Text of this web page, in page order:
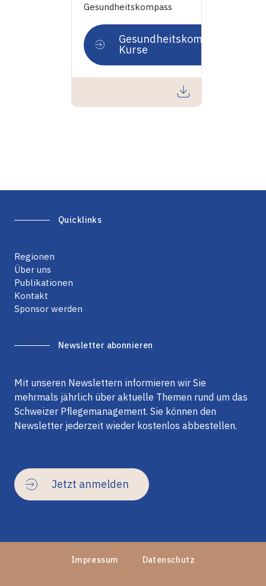
Gesundheitskompass
Gesundheitskompass
Kurse
Quicklinks
Regionen
Über uns
Publikationen
Kontakt
Sponsor werden
Newsletter abonnieren
Mit unseren Newslettern informieren wir Sie
mehrmals jährlich über aktuelle Themen rund um das
Schweizer Pflegemanagement. Sie können den
Newsletter jederzeit wieder kostenlos abbestellen.
Jetzt anmelden
Impressum Datenschutz